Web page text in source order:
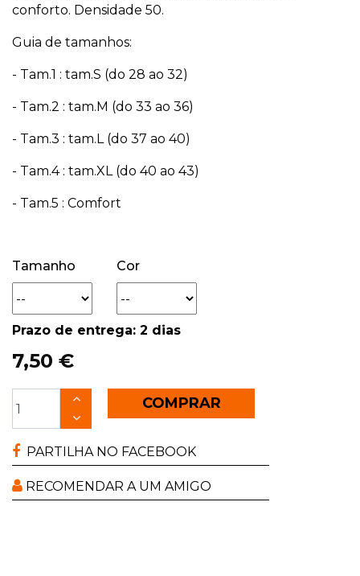
conforto. Densidade 50.
Guia de tamanhos:
- Tam.1 : tam.S (do 28 ao 32)
- Tam.2 : tam.M (do 33 ao 36)
- Tam.3 : tam.L (do 37 ao 40)
- Tam.4 : tam.XL (do 40 ao 43)
- Tam.5 : Comfort
Tamanho Cor
Prazo de entrega: 2 dias
7,50 €
COMPRAR
PARTILHA NO FACEBOOK
RECOMENDAR A UM AMIGO